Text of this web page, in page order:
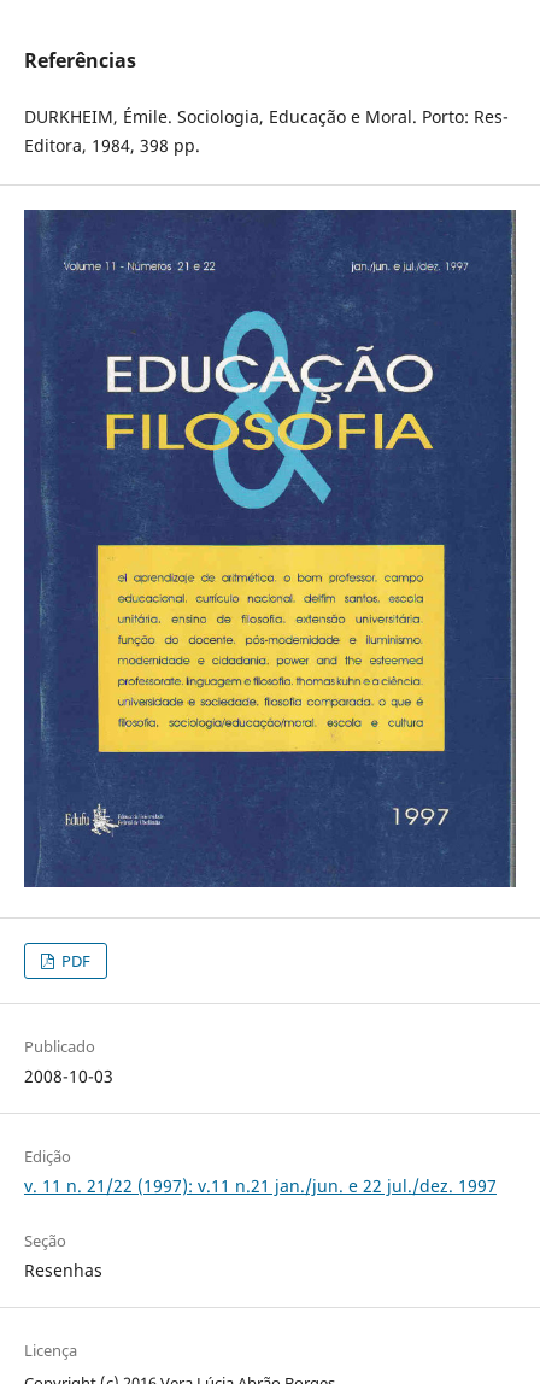
Referências
DURKHEIM, Émile. Sociologia, Educação e Moral. Porto: Res-
Editora, 1984, 398 pp.
PDF
Publicado
2008-10-03
Edição
v. 11 n. 21/22 (1997): v.11 n.21 jan./jun. e 22 jul./dez. 1997
Seção
Resenhas
Licença